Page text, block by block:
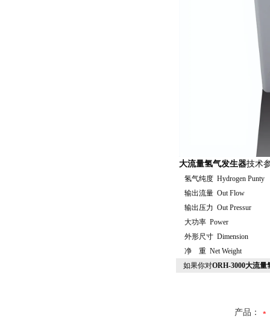
大流量氢气发生器技术
氢气纯度 Hydrogen Punty
输出流量 Out Flow
输出压力 Out Pressur
大功率 Power
外形尺寸 Dimension
净 重 Net Weight
如果你对ORH-3000大流量
产品：